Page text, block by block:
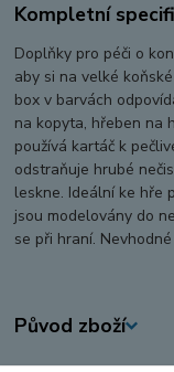
Kompletní
Doplňky pro péči o
aby si na velké
box v barvách
na kopyta, hřeben na
používá kartáč k
odstraňuje hrubé
leskne. Ideální ke hře
jsou modelovány do
se při hraní.
Původ zboží